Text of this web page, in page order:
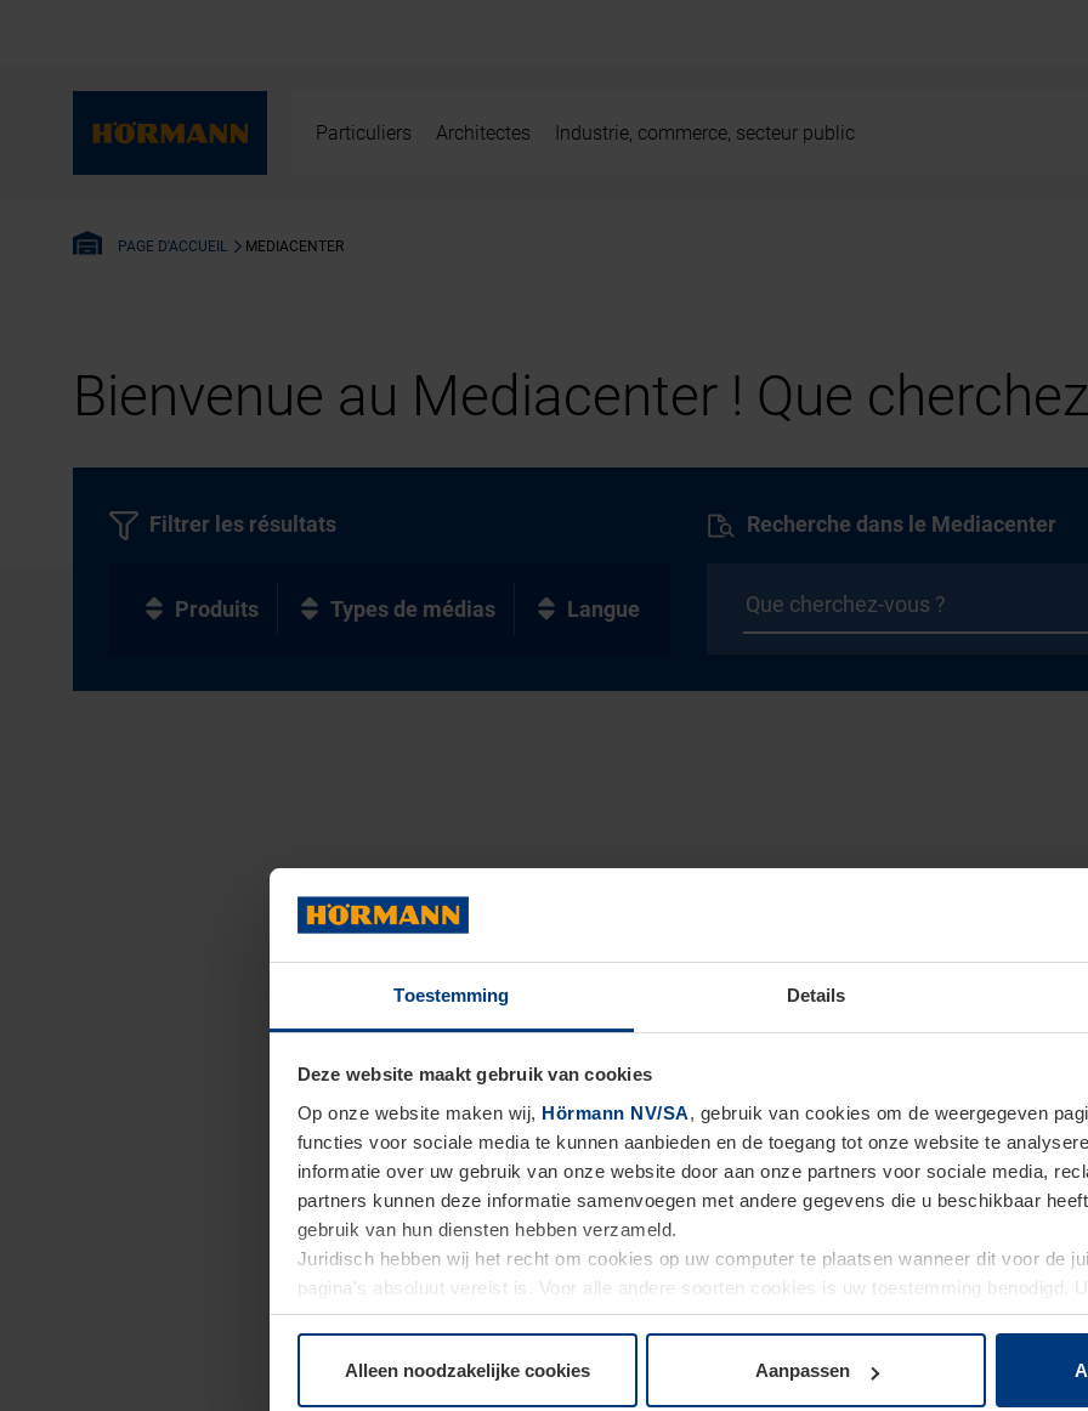
Toestemming Details
Deze website maakt gebruik van cookies
Op onze website maken wij, Hörmann NV/SA, gebruik van cookies om de weergegeven
functies voor sociale media te kunnen aanbieden en de toegang tot onze website te
informatie over uw gebruik van onze website door aan onze partners voor sociale media,
partners kunnen deze informatie samenvoegen met andere gegevens die u beschikbaar
gebruik van hun diensten hebben verzameld.
Juridisch hebben wij het recht om cookies op uw computer te plaatsen wanneer dit voor de
pagina's absoluut vereist is. Voor alle andere soorten cookies is uw toestemming benodigd.
moment bij de uitleg van de cookies op paginaPrivacyverklaringop onze website wijzigen
Alleen noodzakelijke cookies Aanpassen
Particuliers Architectes Industrie, commerce, secteur public
PAGE D'ACCUEIL MEDIACENTER
Bienvenue au Mediacenter ! Que
Recherche dans le Mediacenter
Filtrer les résultats
Produits Types de médias Langue